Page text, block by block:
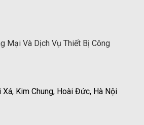
Mại Và Dịch Vụ Thiết Bị Công
Xá, Kim Chung, Hoài Đức, Hà Nội